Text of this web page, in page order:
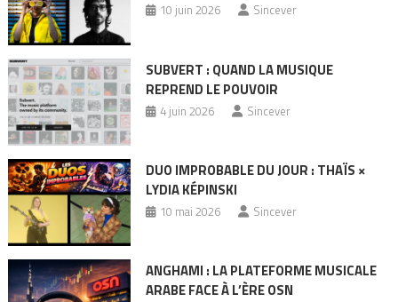
10 juin 2026 Sincever
SUBVERT : QUAND LA MUSIQUE
REPREND LE POUVOIR
4 juin 2026 Sincever
DUO IMPROBABLE DU JOUR : THAÏS ×
LYDIA KÉPINSKI
10 mai 2026 Sincever
ANGHAMI : LA PLATEFORME MUSICALE
ARABE FACE À L’ÈRE OSN